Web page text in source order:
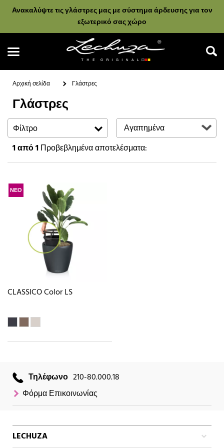
Ανακαλύψτε τις γλάστρες μας με σύστημα άρδευσης για τον
εξωτερικό σας χώρο
Αναζήτηση
Αρχική σελίδα Γλάστρες
Γλάστρες
Φίλτρο
1από 1Προβεβλημένα αποτελέσματα:
ΝΕΟ
CLASSICO Color LS
Τηλέφωνο 210-80.000.18
Φόρμα Επικοινωνίας
LECHUZA